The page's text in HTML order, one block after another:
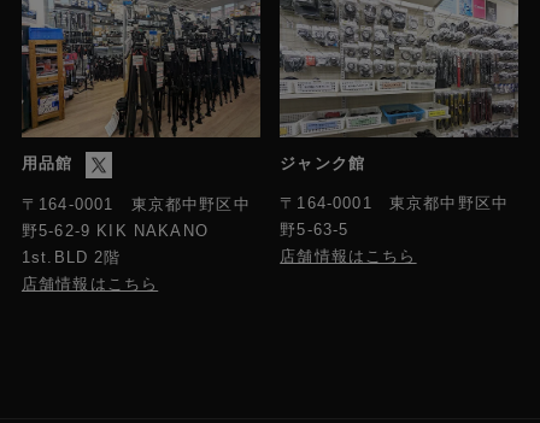
用品館
〒164-0001 東京都中野区中
野5-62-9 KIK NAKANO
1st.BLD 2階
店舗情報はこちら
ジャンク館
〒164-0001 東京都中野区中
野5-63-5
店舗情報はこちら